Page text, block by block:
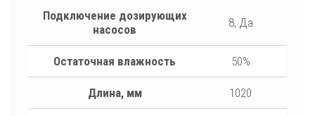
Подключение дозирующих
насосов
8, Да
Остаточная влажность 50%
Длина, мм 1020